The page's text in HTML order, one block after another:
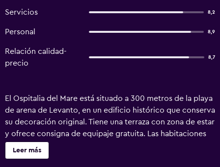
Servicios 8,2
Personal 8,9
Relación calidad-
precio
8,7
El Ospitalia del Mare está situado a 300 metros de la playa
de arena de Levanto, en un edificio histórico que conserva
su decoración original. Tiene una terraza con zona de estar
y ofrece consigna de equipaje gratuita. Las habitaciones
tienen vistas a la ciudad, taquillas y suelo de baldosa. El
baño interior compartido incluye una ducha. Todos los
Leer más